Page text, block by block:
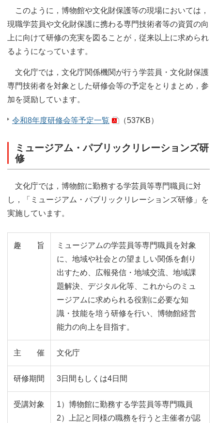
このように，博物館や文化財保護等の現場においては，
現職学芸員や文化財保護に携わる専門技術者等の資質の向
上に向けて研修の充実を図ることが，従来以上に求められ
るようになっています。
文化庁では，文化庁関係機関が行う学芸員・文化財保護
専門技術者を対象とした研修会等の予定をとりまとめ，参
加を奨励しています。
令和8年度研修会等予定一覧 （537KB）
ミュージアム・パブリックリレーションズ研
修
文化庁では，博物館に勤務する学芸員等専門職員に対
し，「ミュージアム・パブリックリレーションズ研修」を
実施しています。
趣旨
ミュージアムの学芸員等専門職員を対象
に、地域や社会との望ましい関係を創り
出すため、広報発信・地域交流、地域課
題解決、デジタル化等、これからのミュ
ージアムに求められる役割に必要な知
識・技能を培う研修を行い、博物館経営
能力の向上を目指す。
主催 文化庁
研修期間 3日間もしくは4日間
受講対象
1）博物館に勤務する学芸員等専門職員
2）上記と同様の職務を行うと主催者が認